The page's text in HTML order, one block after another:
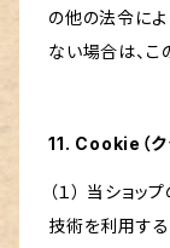
の他の法令に
ない場合は、こ
11. Cookie（ク
（１） 当ショ
技術を利用する